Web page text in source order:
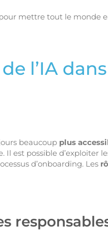
mettre tout le monde
l’IA
beaucoup plus
est possible d’exploiter
d’onboarding. Les